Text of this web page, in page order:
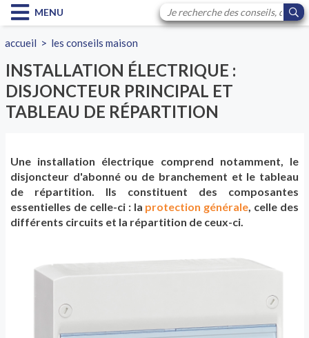
MENU
accueil > les conseils maison
INSTALLATION ÉLECTRIQUE :
DISJONCTEUR PRINCIPAL ET
TABLEAU DE RÉPARTITION
Une installation électrique comprend notamment, le
disjoncteur d'abonné ou de branchement et le tableau
de répartition. Ils constituent des composantes
essentielles de celle-ci : la protection générale, celle des
différents circuits et la répartition de ceux-ci.